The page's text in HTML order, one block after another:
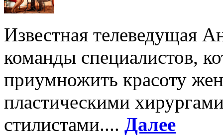
Известная телеведущая
команды специалистов,
приумножить красоту
пластическими
стилистами.... Далее